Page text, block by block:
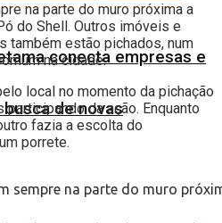
conecta empresas e
de novas
na parte do muro próxima a
do Shell. Outros imóveis e
também estão pichados, num
na cidade.
local no momento da pichação
da ação. Enquanto
fazia a escolta do
porrete.
sempre na parte do muro